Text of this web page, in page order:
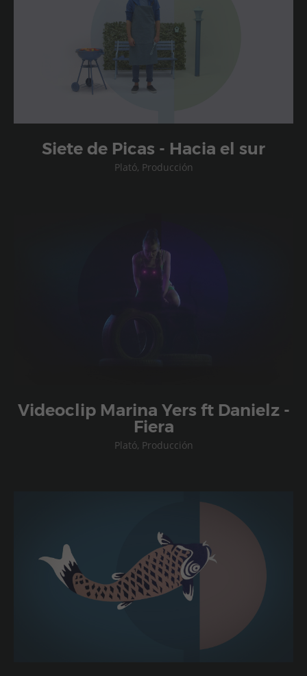
Siete de Picas - Hacia el sur
Plató, Producción
Videoclip Marina Yers ft Danielz -
Fiera
Plató, Producción